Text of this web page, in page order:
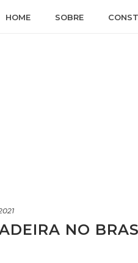
HOME SOBRE
NO